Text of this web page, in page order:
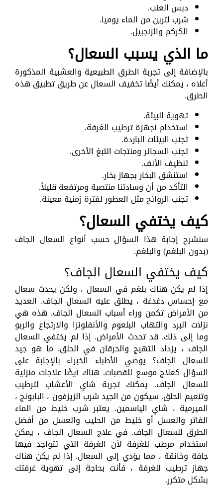
دبس العنب.
شرب لترين من الماء يوميا.
الكركم والزنجبيل.
ما الذي يسبب السعال؟
بالإضافة إلى تجربة الطرق الطبيعية والعشبية المذكورة
أعلاه ، يمكنك أيضًا تخفيف السعال عن طريق تطبيق هذه
الطرق.
تهوية البيئة.
استخدام أجهزة ترطيب الغرفة.
تجنب البيئات الباردة.
تجنب السجائر ومنتجات التبغ الأخرى.
تنظيف الأنف.
استنشق البخار بجهاز بخار.
التأكد من أن وسادتنا منتصبة ومرتفعة قليلاً.
تجنب الروائح مثل العطور لفترة زمنية معينة.
كيف يختفي السعال؟
سنشرح إجابة هذا السؤال حسب أنواع السعال الجاف
(بدون البلغم) والبلغم.
كيف يختفي السعال الجاف؟
إذا لم يكن هناك بلغم في السعال ، ولكن يحدث سعال
مع إحساس دغدغة ، يطلق عليه السعال الجاف. العديد
من الأمراض تكمن وراء أسباب السعال الجاف. هذه هي
نزلات البرد والتهاب البلعوم والأنفلونزا والارتجاع والربو
وما إلى ذلك. قد تحدث الأمراض. إذا لم يختفي السعال
الجاف ، يزداد التهيج والحرقان في الحلق. ما هو جيد
للسعال الجاف؟ يوصي الأطباء الخبراء بالإجابة على
السؤال كعلاج موسع للقصبات. هناك أيضًا علاجات منزلية
للسعال الجاف. يمكنك تجربة شاي الأعشاب لترطيب
وتنعيم الحلق. سيكون من الجيد شرب الزيزفون ، البابونج ،
الميرمية ، شاي الياسمين. يعتبر شرب خليط من الماء
الفاتر والعسل أو خليط من الحليب والعسل من أفضل
الطرق للسعال الجاف. في علاج السعال الجاف ، يمكن
استخدام مرطب للغرفة لأن الغرفة التي تتواجد فيها
جافة وخانقة ، مما يؤدي إلى السعال. إذا لم يكن هناك
جهاز ترطيب للغرفة ، فأنت بحاجة إلى تهوية غرفتك
بشكل متكرر.